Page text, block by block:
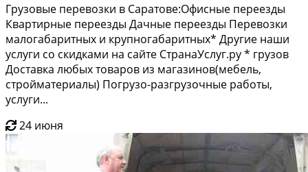
Грузовые перевозки в Саратове:Офисные переезды
Квартирные переезды Дачные переезды Перевозки
малогабаритных и крупногабаритных* Другие наши
услуги со скидками на сайте СтранаУслуг.ру * грузов
Доставка любых товаров из магазинов(мебель,
стройматериалы) Погрузо-разгрузочные работы,
услуги...
24 июня